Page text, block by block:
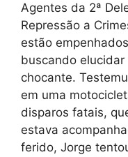
Agentes da 2ª
Repressão a
estão
buscando
chocante.
em uma
disparos fatais,
estava
ferido, Jorge